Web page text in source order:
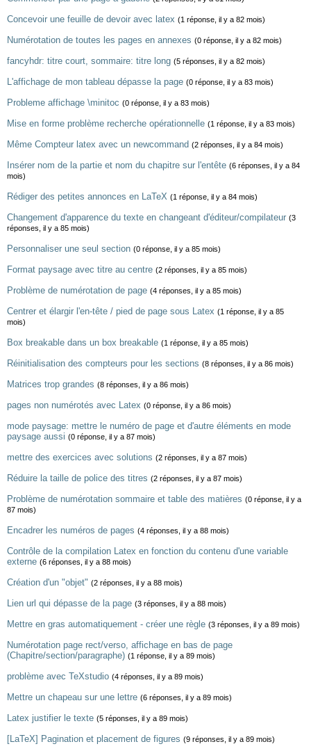
Concevoir une feuille de devoir avec latex (1 réponse, il y a 82 mois)
Numérotation de toutes les pages en annexes (0 réponse, il y a 82 mois)
fancyhdr: titre court, sommaire: titre long (5 réponses, il y a 82 mois)
L'affichage de mon tableau dépasse la page (0 réponse, il y a 83 mois)
Probleme affichage \minitoc (0 réponse, il y a 83 mois)
Mise en forme problème recherche opérationnelle (1 réponse, il y a 83 mois)
Même Compteur latex avec un newcommand (2 réponses, il y a 84 mois)
Insérer nom de la partie et nom du chapitre sur l'entête (6 réponses, il y a 84
mois)
Rédiger des petites annonces en LaTeX (1 réponse, il y a 84 mois)
Changement d'apparence du texte en changeant d'éditeur/compilateur (3
réponses, il y a 85 mois)
Personnaliser une seul section (0 réponse, il y a 85 mois)
Format paysage avec titre au centre (2 réponses, il y a 85 mois)
Problème de numérotation de page (4 réponses, il y a 85 mois)
Centrer et élargir l'en-tête / pied de page sous Latex (1 réponse, il y a 85
mois)
Box breakable dans un box breakable (1 réponse, il y a 85 mois)
Réinitialisation des compteurs pour les sections (8 réponses, il y a 86 mois)
Matrices trop grandes (8 réponses, il y a 86 mois)
pages non numérotés avec Latex (0 réponse, il y a 86 mois)
mode paysage: mettre le numéro de page et d'autre éléments en mode
paysage aussi (0 réponse, il y a 87 mois)
mettre des exercices avec solutions (2 réponses, il y a 87 mois)
Réduire la taille de police des titres (2 réponses, il y a 87 mois)
Problème de numérotation sommaire et table des matières (0 réponse, il y a
87 mois)
Encadrer les numéros de pages (4 réponses, il y a 88 mois)
Contrôle de la compilation Latex en fonction du contenu d'une variable
externe (6 réponses, il y a 88 mois)
Création d'un "objet" (2 réponses, il y a 88 mois)
Lien url qui dépasse de la page (3 réponses, il y a 88 mois)
Mettre en gras automatiquement - créer une règle (3 réponses, il y a 89 mois)
Numérotation page rect/verso, affichage en bas de page
(Chapitre/section/paragraphe) (1 réponse, il y a 89 mois)
problème avec TeXstudio (4 réponses, il y a 89 mois)
Mettre un chapeau sur une lettre (6 réponses, il y a 89 mois)
Latex justifier le texte (5 réponses, il y a 89 mois)
[LaTeX] Pagination et placement de figures (9 réponses, il y a 89 mois)